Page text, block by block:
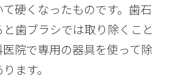
硬くなったものです。歯石
歯ブラシでは取り除くこと
院で専用の器具を使って除
ます。